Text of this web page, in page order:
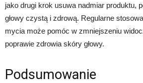
jako drugi krok usuwa nadmiar produktu,
głowy czystą i zdrową. Regularne
mycia może pomóc w zmniejszeniu
poprawie zdrowia skóry głowy.
Podsumowanie